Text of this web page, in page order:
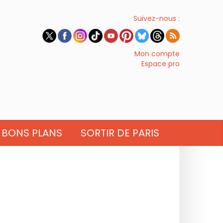
Suivez-nous :
Mon compte
Espace pro
BONS PLANS SORTIR DE PARIS